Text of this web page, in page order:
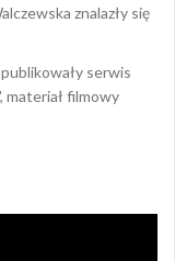
znalazły się
serwis
materiał filmowy